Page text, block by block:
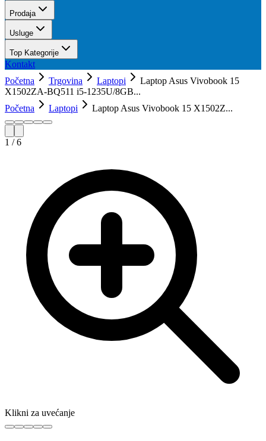
Prodaja
Usluge
Top Kategorije
Kontakt
Početna
Trgovina Laptopi
Laptop Asus Vivobook 15
X1502ZA-BQ511 i5-1235U/8GB...
Početna
Laptopi Laptop Asus Vivobook 15 X1502Z...
1 /6
Klikni za uvećanje